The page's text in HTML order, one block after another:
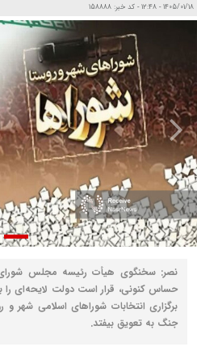
1405/01/18 - 12:48 - کد خبر: 158888
نصر: سخنگوی هیأت رئیسه مجلس
حساس کنونی، قرار است دولت لایحه‌ای
جنگ به تعویق بیفتد.